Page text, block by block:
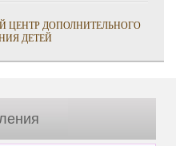
ДОПОЛНИТЕЛЬНОГО
ДЕТЕЙ